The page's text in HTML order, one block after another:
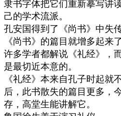
隶书字体把它们重新摹写讲
己的学术流派。
孔安国得到了《尚书》中失
《尚书》的篇目就增多起来了
许多学者都解说《礼经》，
是最切近本意的。
《礼经》本来自孔子时起就
后，此书散失的篇目更多，
存，高堂生能讲解它。